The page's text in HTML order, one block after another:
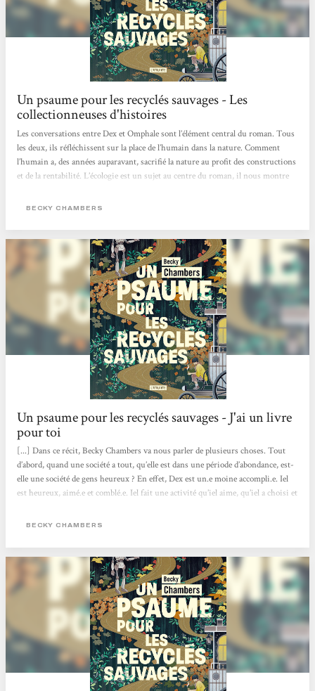
Un psaume pour les recyclés sauvages - Les
collectionneuses d'histoires
Les conversations entre Dex et Omphale sont l’élément central du roman. Tous
les deux, ils réfléchissent sur la place de l’humain dans la nature. Comment
l’humain a, des années auparavant, sacrifié la nature au profit des constructions
et de la rentabilité. L’écologie est un sujet au centre du roman, il nous montre
ils la respectent et vivent en harmonie avec elle.Un autre point qui revient dans
besoin d’objectifs, d’un but pour...
BECKY CHAMBERS
Un psaume pour les recyclés sauvages - J'ai un livre
pour toi
[...] Dans ce récit, Becky Chambers va nous parler de plusieurs choses. Tout
d’abord, quand une société a tout, qu’elle est dans une période d’abondance, est-
elle une société de gens heureux ? En effet, Dex est un.e moine accompli.e. Iel
est heureux, aimé.e et comblé.e. Iel fait une activité qu’iel aime, qu’iel a choisi et
monastère et d’écouter des chants de grillons.. En parlant avec Omphale, un
BECKY CHAMBERS